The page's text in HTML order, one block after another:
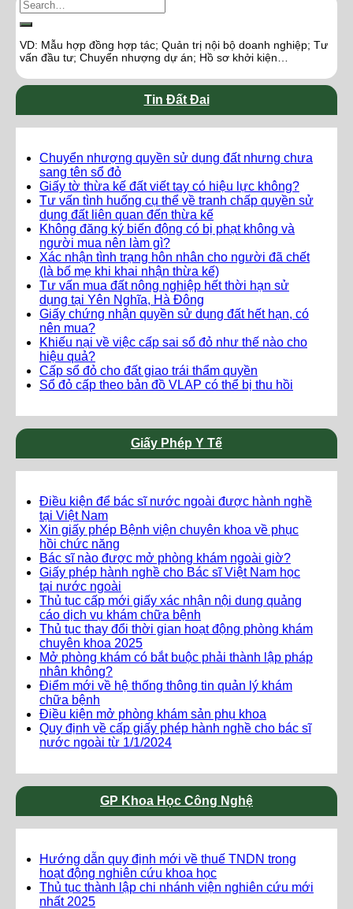
VD: Mẫu hợp đồng hợp tác; Quản trị nội bộ doanh nghiệp; Tư
vấn đầu tư; Chuyển nhượng dự án; Hồ sơ khởi kiện…
Tin Đất Đai
Chuyển nhượng quyền sử dụng đất nhưng chưa
sang tên sổ đỏ
Giấy tờ thừa kế đất viết tay có hiệu lực không?
Tư vấn tình huống cụ thể về tranh chấp quyền sử
dụng đất liên quan đến thừa kế
Không đăng ký biến động có bị phạt không và
người mua nên làm gì?
Xác nhận tình trạng hôn nhân cho người đã chết
(là bố mẹ khi khai nhận thừa kế)
Tư vấn mua đất nông nghiệp hết thời hạn sử
dụng tại Yên Nghĩa, Hà Đông
Giấy chứng nhận quyền sử dụng đất hết hạn, có
nên mua?
Khiếu nại về việc cấp sai sổ đỏ như thế nào cho
hiệu quả?
Cấp sổ đỏ cho đất giao trái thẩm quyền
Sổ đỏ cấp theo bản đồ VLAP có thể bị thu hồi
Giấy Phép Y Tế
Điều kiện để bác sĩ nước ngoài được hành nghề
tại Việt Nam
Xin giấy phép Bệnh viện chuyên khoa về phục
hồi chức năng
Bác sĩ nào được mở phòng khám ngoài giờ?
Giấy phép hành nghề cho Bác sĩ Việt Nam học
tại nước ngoài
Thủ tục cấp mới giấy xác nhận nội dung quảng
cáo dịch vụ khám chữa bệnh
Thủ tục thay đổi thời gian hoạt động phòng khám
chuyên khoa 2025
Mở phòng khám có bắt buộc phải thành lập pháp
nhân không?
Điểm mới về hệ thống thông tin quản lý khám
chữa bệnh
Điều kiện mở phòng khám sản phụ khoa
Quy định về cấp giấy phép hành nghề cho bác sĩ
nước ngoài từ 1/1/2024
GP Khoa Học Công Nghệ
Hướng dẫn quy định mới về thuế TNDN trong
hoạt động nghiên cứu khoa học
Thủ tục thành lập chi nhánh viện nghiên cứu mới
nhất 2025